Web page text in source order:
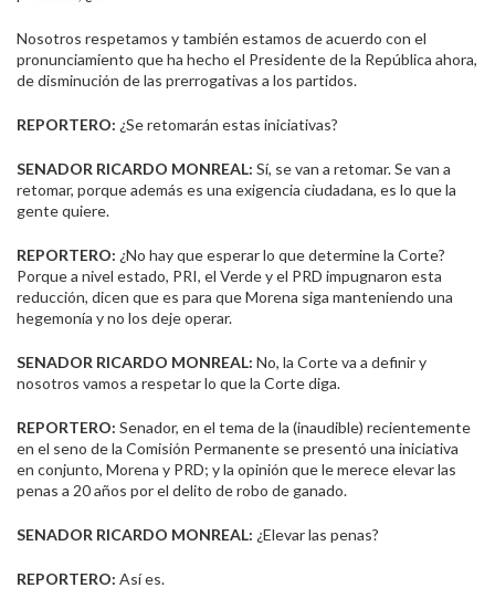
Nosotros respetamos y también estamos de acuerdo con el
pronunciamiento que ha hecho el Presidente de la República ahora,
de disminución de las prerrogativas a los partidos.
REPORTERO: ¿Se retomarán estas iniciativas?
SENADOR RICARDO MONREAL: Sí, se van a retomar. Se van a
retomar, porque además es una exigencia ciudadana, es lo que la
gente quiere.
REPORTERO: ¿No hay que esperar lo que determine la Corte?
Porque a nivel estado, PRI, el Verde y el PRD impugnaron esta
reducción, dicen que es para que Morena siga manteniendo una
hegemonía y no los deje operar.
SENADOR RICARDO MONREAL: No, la Corte va a definir y
nosotros vamos a respetar lo que la Corte diga.
REPORTERO: Senador, en el tema de la (inaudible) recientemente
en el seno de la Comisión Permanente se presentó una iniciativa
en conjunto, Morena y PRD; y la opinión que le merece elevar las
penas a 20 años por el delito de robo de ganado.
SENADOR RICARDO MONREAL: ¿Elevar las penas?
REPORTERO: Así es.